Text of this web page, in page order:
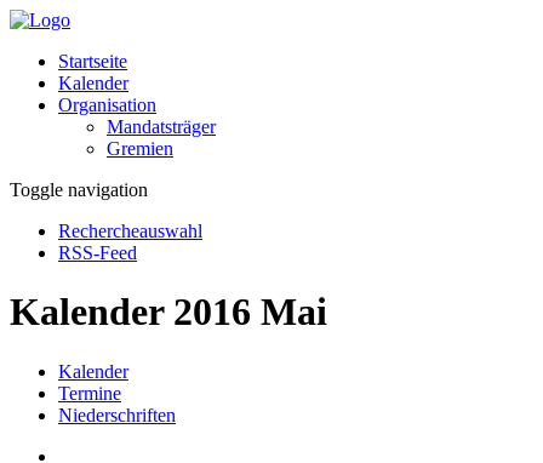
Startseite
Kalender
Organisation
Mandatsträger
Gremien
Toggle navigation
Rechercheauswahl
RSS-Feed
Kalender 2016 Mai
Kalender
Termine
Niederschriften